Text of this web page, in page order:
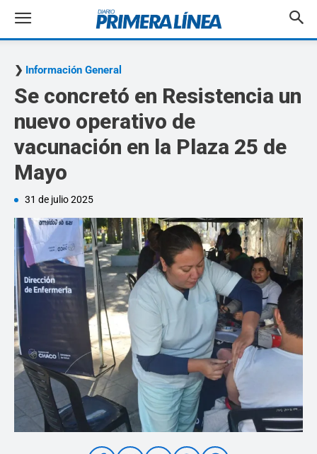
Información General
Se concretó en Resistencia un
nuevo operativo de
vacunación en la Plaza 25 de
Mayo
31 de julio 2025